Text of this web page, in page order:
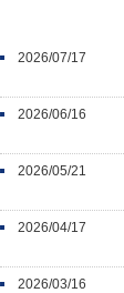
2026/07/17
2026/06/16
2026/05/21
2026/04/17
2026/03/16